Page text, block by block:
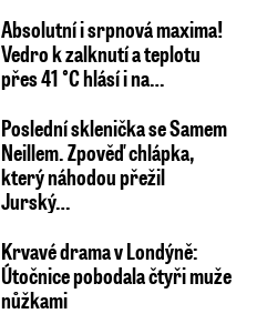
Absolutní i srpnová maxima!
Vedro k zalknutí a teplotu
přes 41 °C hlásí i na…
Poslední sklenička se Samem
Neillem. Zpověď chlápka,
který náhodou přežil
Jurský…
Krvavé drama v Londýně:
Útočnice pobodala čtyři muže
nůžkami